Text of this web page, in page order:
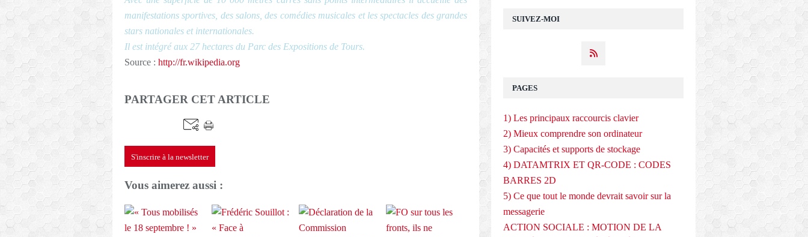
manifestations sportives, des salons, des comédies musicales et les spectacles des grandes
stars nationales et internationales.
Il est intégré aux 27 hectares du Parc des Expositions de Tours.
Source : http://fr.wikipedia.org
PARTAGER CET ARTICLE
S'inscrire à la newsletter
Vous aimerez aussi :
SUIVEZ-MOI
PAGES
1) Les principaux raccourcis clavier
2) Mieux comprendre son ordinateur
3) Capacités et supports de stockage
4) DATAMTRIX ET QR-CODE : CODES
BARRES 2D
5) Ce que tout le monde devrait savoir sur la
messagerie
ACTION SOCIALE : MOTION DE LA